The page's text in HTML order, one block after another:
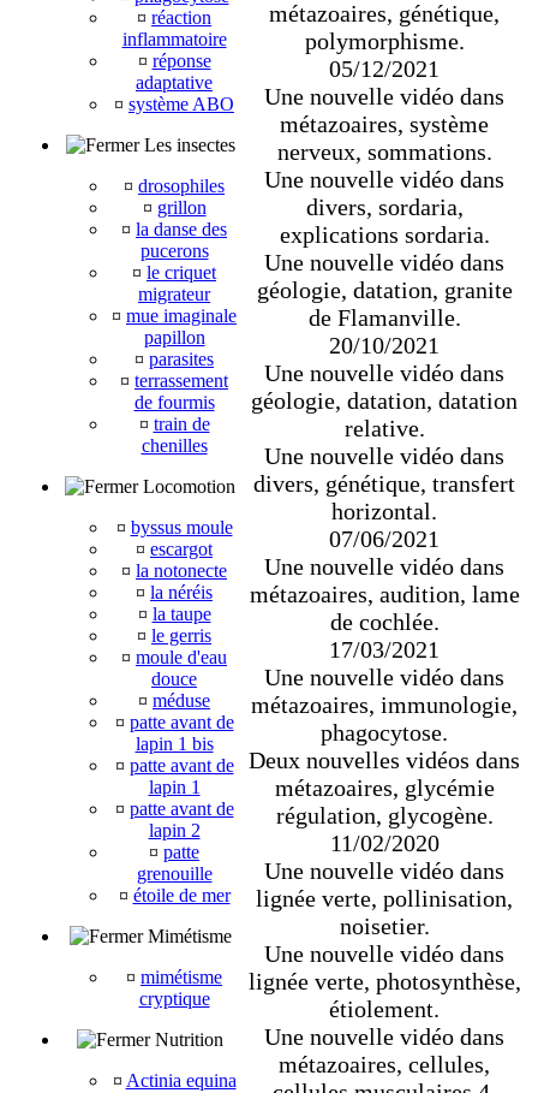
¤ réaction
inflammatoire
¤ réponse
adaptative
¤ système ABO
Les insectes
¤ drosophiles
¤ grillon
¤ la danse des
pucerons
¤ le criquet
migrateur
¤ mue imaginale
papillon
¤ parasites
¤ terrassement
de fourmis
¤ train de
chenilles
Locomotion
¤ byssus moule
¤ escargot
¤ la notonecte
¤ la néréis
¤ la taupe
¤ le gerris
¤ moule d'eau
douce
¤ méduse
¤ patte avant de
lapin 1 bis
¤ patte avant de
lapin 1
¤ patte avant de
lapin 2
¤ patte
grenouille
¤ étoile de mer
Mimétisme
¤ mimétisme
cryptique
Nutrition
¤ Actinia equina
métazoaires, génétique,
polymorphisme.
05/12/2021
Une nouvelle vidéo dans
métazoaires, système
nerveux, sommations.
Une nouvelle vidéo dans
divers, sordaria,
explications sordaria.
Une nouvelle vidéo dans
géologie, datation, granite
de Flamanville.
20/10/2021
Une nouvelle vidéo dans
géologie, datation, datation
relative.
Une nouvelle vidéo dans
divers, génétique, transfert
horizontal.
07/06/2021
Une nouvelle vidéo dans
métazoaires, audition, lame
de cochlée.
17/03/2021
Une nouvelle vidéo dans
métazoaires, immunologie,
phagocytose.
Deux nouvelles vidéos dans
métazoaires, glycémie
régulation, glycogène.
11/02/2020
Une nouvelle vidéo dans
lignée verte, pollinisation,
noisetier.
Une nouvelle vidéo dans
lignée verte, photosynthèse,
étiolement.
Une nouvelle vidéo dans
métazoaires, cellules,